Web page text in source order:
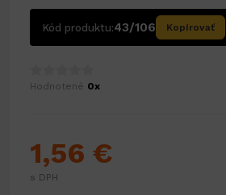
Kód produktu:43/106 Kopírovať
Hodnotené 0x
1,56 €
s DPH